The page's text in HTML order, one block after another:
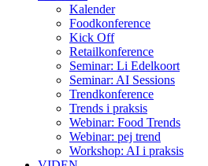
Kalender
Foodkonference
Kick Off
Retailkonference
Seminar: Li Edelkoort
Seminar: AI Sessions
Trendkonference
Trends i praksis
Webinar: Food Trends
Webinar: pej trend
Workshop: AI i praksis